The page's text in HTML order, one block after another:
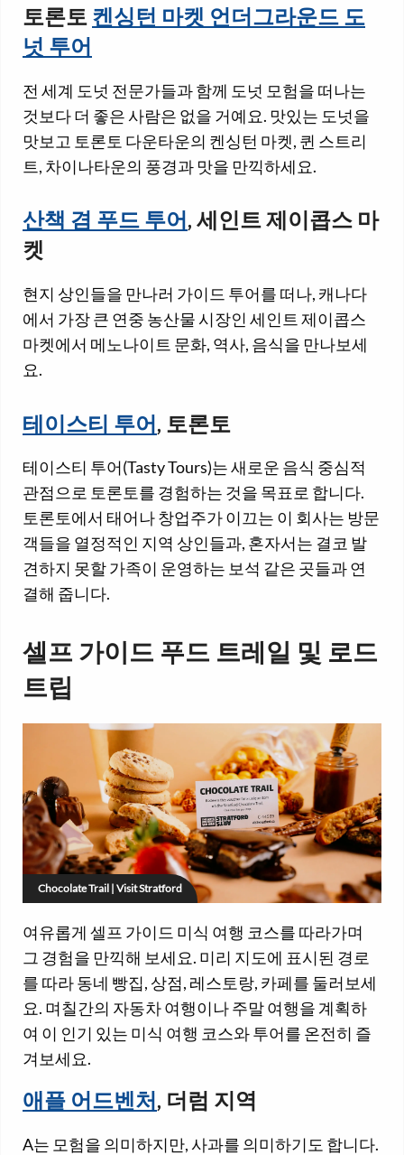
토론토켄싱턴 마켓 언더그라운드 도
넛 투어
전 세계 도넛 전문가들과 함께 도넛 모험을 떠나는
것보다 더 좋은 사람은 없을 거예요. 맛있는 도넛을
맛보고 토론토 다운타운의 켄싱턴 마켓, 퀸 스트리
트, 차이나타운의 풍경과 맛을 만끽하세요.
산책 겸 푸드 투어, 세인트 제이콥스 마
켓
현지 상인들을 만나러 가이드 투어를 떠나, 캐나다
에서 가장 큰 연중 농산물 시장인 세인트 제이콥스
마켓에서 메노나이트 문화, 역사, 음식을 만나보세
요.
테이스티 투어, 토론토
테이스티 투어(Tasty Tours)는 새로운 음식 중심적
관점으로 토론토를 경험하는 것을 목표로 합니다.
토론토에서 태어나 창업주가 이끄는 이 회사는 방문
객들을 열정적인 지역 상인들과, 혼자서는 결코 발
견하지 못할 가족이 운영하는 보석 같은 곳들과 연
결해 줍니다.
셀프 가이드 푸드 트레일 및 로드
트립
Chocolate Trail | Visit Stratford
여유롭게 셀프 가이드 미식 여행 코스를 따라가며
그 경험을 만끽해 보세요. 미리 지도에 표시된 경로
를 따라 동네 빵집, 상점, 레스토랑, 카페를 둘러보세
요. 며칠간의 자동차 여행이나 주말 여행을 계획하
여 이 인기 있는 미식 여행 코스와 투어를 온전히 즐
겨보세요.
애플 어드벤처, 더럼 지역
A는 모험을 의미하지만, 사과를 의미하기도 합니다.